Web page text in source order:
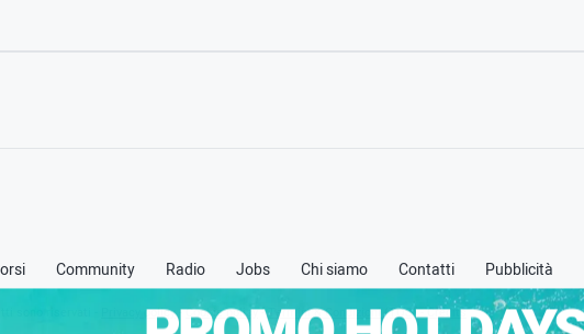
Community Radio Jobs Chi siamo Contatti Pubblicità
sono riservati - Privacy policy-Cookie policy-Termini & Condizioni (TOS)-Credits